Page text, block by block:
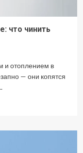
что чинить
и отоплением в
— они копятся